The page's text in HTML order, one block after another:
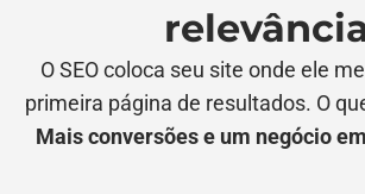
O SEO coloca seu site onde ele
primeira página de resultados. O
Mais conversões e um negócio